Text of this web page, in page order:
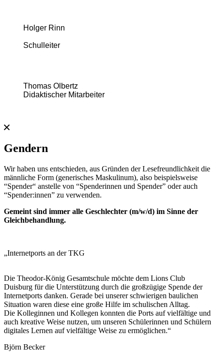
Holger Rinn
Schulleiter
Thomas Olbertz
Didaktischer Mitarbeiter
Gendern
Wir haben uns entschieden, aus Gründen der Lesefreundlichkeit die
männliche Form (generisches Maskulinum), also beispielsweise
“Spender“ anstelle von “Spenderinnen und Spender” oder auch
“Spender:innen” zu verwenden.​
Gemeint sind immer alle Geschlechter (m/w/d) im Sinne der
Gleichbehandlung.​
„Internetports an der TKG
Die Theodor-König Gesamtschule möchte dem Lions Club
Duisburg für die Unterstützung durch die großzügige Spende der
Internetports danken. Gerade bei unserer schwierigen baulichen
Situation waren diese eine große Hilfe im schulischen Alltag.
Die Kolleginnen und Kollegen konnten die Ports auf vielfältige und
auch kreative Weise nutzen, um unseren Schülerinnen und Schülern
digitales Lernen auf vielfältige Weise zu ermöglichen.“
Björn Becker